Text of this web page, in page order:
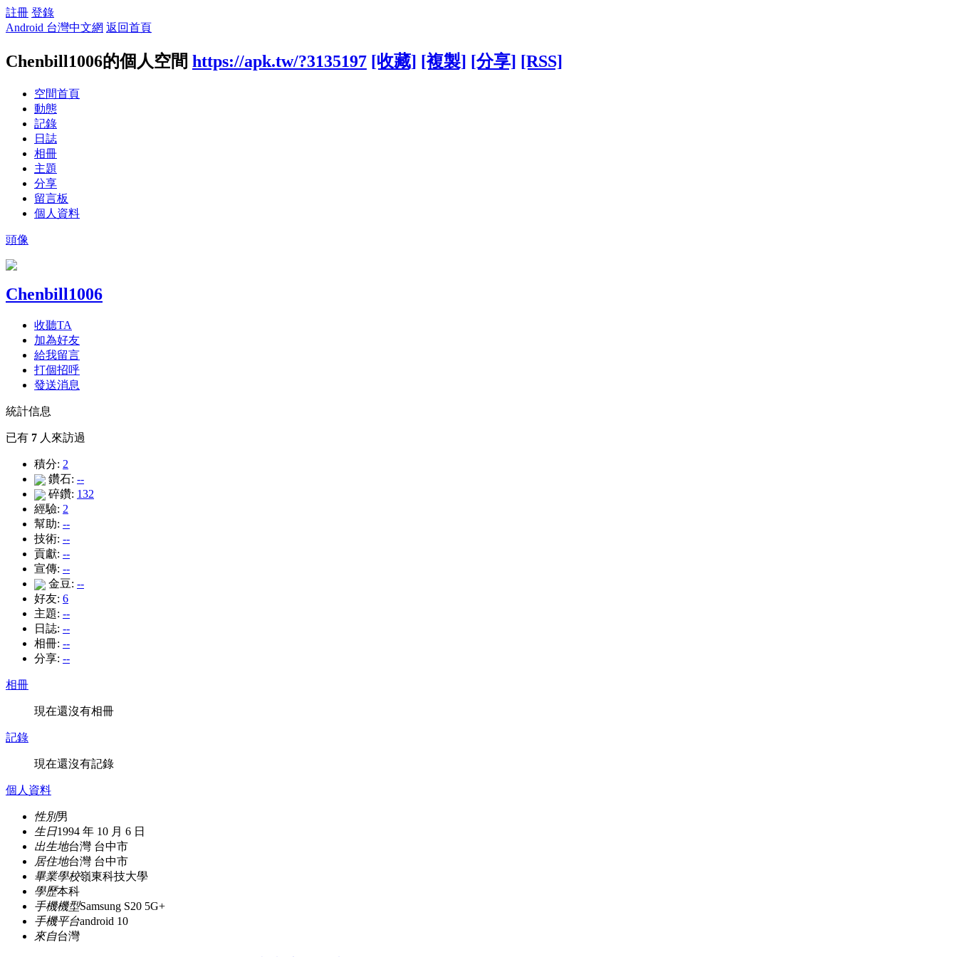
註冊 登錄
Android 台灣中文網 返回首頁
Chenbill1006的個人空間 https://apk.tw/?3135197 [收藏] [複製] [分享] [RSS]
空間首頁
動態
記錄
日誌
相冊
主題
分享
留言板
個人資料
頭像
Chenbill1006
收聽TA
加為好友
給我留言
打個招呼
發送消息
統計信息
已有 7 人來訪過
積分: 2
鑽石: --
碎鑽: 132
經驗: 2
幫助: --
技術: --
貢獻: --
宣傳: --
金豆: --
好友: 6
主題: --
日誌: --
相冊: --
分享: --
相冊
現在還沒有相冊
記錄
現在還沒有記錄
個人資料
性別男
生日1994 年 10 月 6 日
出生地台灣 台中市
居住地台灣 台中市
畢業學校嶺東科技大學
學歷本科
手機機型Samsung S20 5G+
手機平台android 10
來自台灣